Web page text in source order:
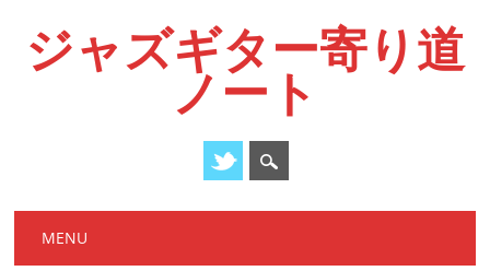
ジャズギター寄り道
ノート
Main menu
MENU